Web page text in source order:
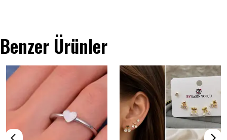
Benzer Ürünler